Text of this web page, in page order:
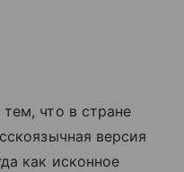
что в стране
версия
как исконное